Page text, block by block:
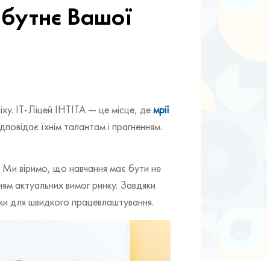
Вашої
ІТ-Ліцей ІНТІТА — це місце, демрії
їхнім талантам і прагненням.
Ми віримо, що навчання має бути не
актуальних вимог ринку. Завдяки
для швидкого працевлаштування.